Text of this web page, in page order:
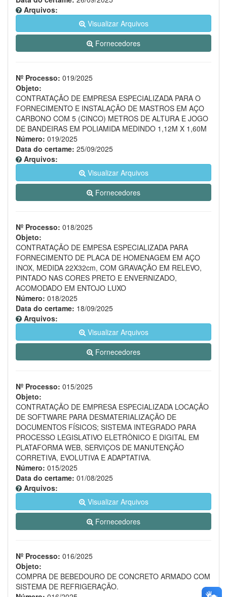
Arquivos:
Visualizar Arquivos
Fornecedores
Nº Processo: 019/2025
Objeto:
CONTRATAÇÃO DE EMPRESA ESPECIALIZADA PARA O
FORNECIMENTO E INSTALAÇÃO DE MASTROS EM AÇO
CARBONO COM 5 (CINCO) METROS DE ALTURA E JOGO
DE BANDEIRAS EM POLIAMIDA MEDINDO 1,12M X 1,60M
Número: 019/2025
Data do certame: 25/09/2025
Arquivos:
Visualizar Arquivos
Fornecedores
Nº Processo: 018/2025
Objeto:
CONTRATAÇÃO DE EMPESA ESPECIALIZADA PARA
FORNECIMENTO DE PLACA DE HOMENAGEM EM AÇO
INOX, MEDIDA 22X32cm, COM GRAVAÇÃO EM RELEVO,
PINTADO NAS CORES PRETO E ENVERNIZADO,
ACOMODADO EM ENTOJO LUXO
Número: 018/2025
Data do certame: 18/09/2025
Arquivos:
Visualizar Arquivos
Fornecedores
Nº Processo: 015/2025
Objeto:
CONTRATAÇÃO DE EMPRESA ESPECIALIZADA LOCAÇÃO
DE SOFTWARE PARA DESMATERIALIZAÇÃO DE
DOCUMENTOS FÍSICOS; SISTEMA INTEGRADO PARA
PROCESSO LEGISLATIVO ELETRÔNICO E DIGITAL EM
PLATAFORMA WEB, SERVIÇOS DE MANUTENÇÃO
CORRETIVA, EVOLUTIVA E ADAPTATIVA.
Número: 015/2025
Data do certame: 01/08/2025
Arquivos:
Visualizar Arquivos
Fornecedores
Nº Processo: 016/2025
Objeto:
COMPRA DE BEBEDOURO DE CONCRETO ARMADO COM
SISTEMA DE REFRIGERAÇÃO.